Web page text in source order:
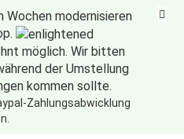
Wochen modernisieren
möglich. Wir bitten
der Umstellung
kommen sollte.
Zahlungsabwicklung